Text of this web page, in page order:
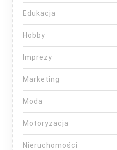
Edukacja
Hobby
Imprezy
Marketing
Moda
Motoryzacja
Nieruchomości